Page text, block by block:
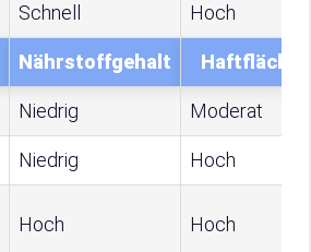
Schnell Hoch
Nährstoffgehalt Haftfläche
Niedrig Moderat
Niedrig Hoch
Hoch Hoch